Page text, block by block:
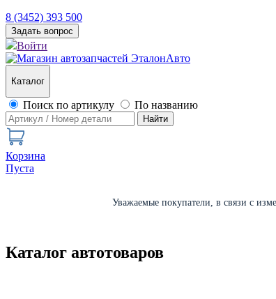
8 (3452) 393 500
Задать вопрос
Войти
Каталог
Поиск по артикулу По названию
Найти
Корзина
Пуста
Уважаемые покупатели, в связи с
Каталог автотоваров